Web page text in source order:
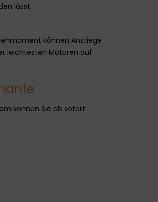
lässt.
können Anstiege
leichtesten Motoren auf
können Sie ab sofort